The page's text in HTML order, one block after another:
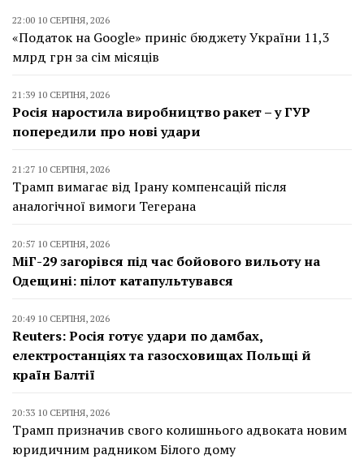
22:00 10 СЕРПНЯ, 2026
«Податок на Google» приніс бюджету України 11,3
млрд грн за сім місяців
21:39 10 СЕРПНЯ, 2026
Росія наростила виробництво ракет – у ГУР
попередили про нові удари
21:27 10 СЕРПНЯ, 2026
Трамп вимагає від Ірану компенсацій після
аналогічної вимоги Тегерана
20:57 10 СЕРПНЯ, 2026
МіГ-29 загорівся під час бойового вильоту на
Одещині: пілот катапультувався
20:49 10 СЕРПНЯ, 2026
Reuters: Росія готує удари по дамбах,
електростанціях та газосховищах Польщі й
країн Балтії
20:33 10 СЕРПНЯ, 2026
Трамп призначив свого колишнього адвоката новим
юридичним радником Білого дому